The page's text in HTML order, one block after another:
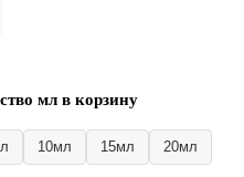
мл в корзину
10мл 15мл 20мл